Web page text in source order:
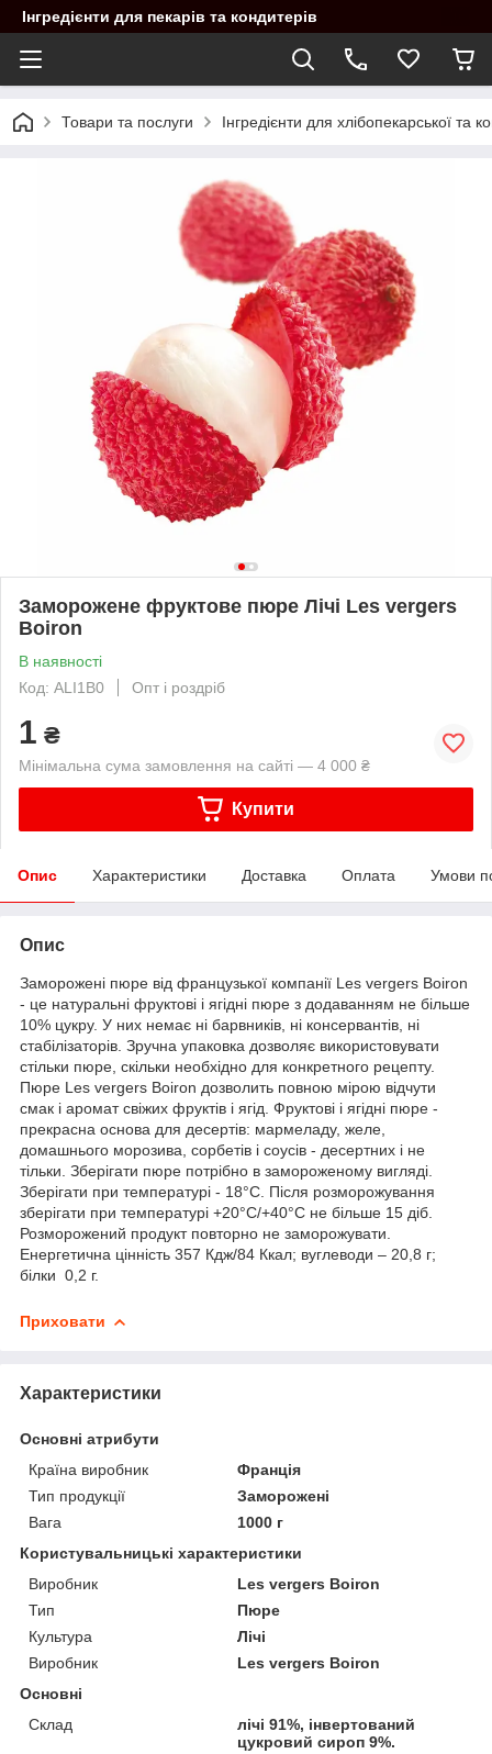
Інгредієнти для пекарів та кондитерів
Товари та послуги Інгредієнти для хлібопекарської та
Заморожене фруктове пюре Лічі Les vergers
Boiron
В наявності
Код: ALI1B0
Опт і роздріб
1 ₴
Мінімальна сума замовлення на сайті — 4 000 ₴
Купити
Опис Характеристики Доставка Оплата Умови
Опис
Заморожені пюре від французької компанії Les vergers Boiron
- це натуральні фруктові і ягідні пюре з додаванням не більше
10% цукру. У них немає ні барвників, ні консервантів, ні
стабілізаторів. Зручна упаковка дозволяє використовувати
стільки пюре, скільки необхідно для конкретного рецепту.
Пюре Les vergers Boiron дозволить повною мірою відчути
смак і аромат свіжих фруктів і ягід. Фруктові і ягідні пюре -
прекрасна основа для десертів: мармеладу, желе,
домашнього морозива, сорбетів і соусів - десертних і не
тільки. Зберігати пюре потрібно в замороженому вигляді.
Зберігати при температурі - 18°С. Після розморожування
зберігати при температурі +20°С/+40°С не більше 15 діб.
Розморожений продукт повторно не заморожувати.
Енергетична цінність 357 Кдж/84 Ккал; вуглеводи – 20,8 г;
білки 0,2 г.
Приховати
Характеристики
Основні атрибути
Країна виробник
Франція
Тип продукції
Заморожені
Вага
1000 г
Користувальницькі характеристики
Виробник
Les vergers Boiron
Тип
Пюре
Культура
Лічі
Виробник
Les vergers Boiron
Основні
Склад
лічі 91%, інвертований
цукровий сироп 9%.